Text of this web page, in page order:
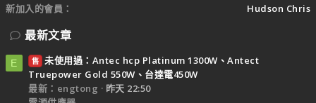
新加入的會員
Hudson Chris
最新文章
E 售 未使用過：Antec hcp Platinum 1300W、Antect
Truepower Gold 550W、台達電450W
最新：engtong
昨天 22:50